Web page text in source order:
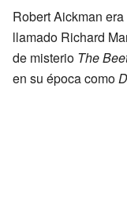
Robert Aickman
llamado Richard
de misterio The
en su época como